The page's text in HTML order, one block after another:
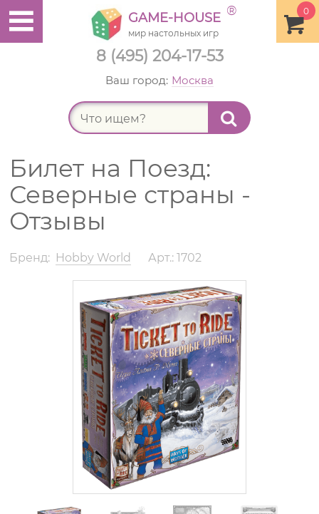
8 (495) 204-17-53
0
GAME-HOUSE ®
мир настольных игр
Ваш город: Москва
Билет на Поезд:
Северные страны -
Отзывы
Бренд: Hobby World Арт.: 1702